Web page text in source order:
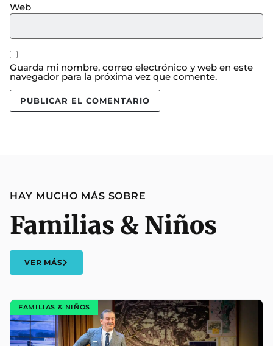
Web
Guarda mi nombre, correo electrónico y web en este
navegador para la próxima vez que comente.
HAY MUCHO MÁS SOBRE
Familias & Niños
VER MÁS
FAMILIAS & NIÑOS